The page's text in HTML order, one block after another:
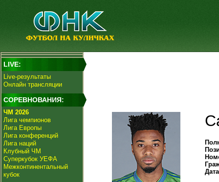
LIVE:
Live-результаты
Онлайн трансляции
СОРЕВНОВАНИЯ:
ЧМ 2026
Лига чемпионов
Лига Европы
Лига конференций
Лига наций
Клубный ЧМ
Суперкубок УЕФА
Межконтинентальный
кубок